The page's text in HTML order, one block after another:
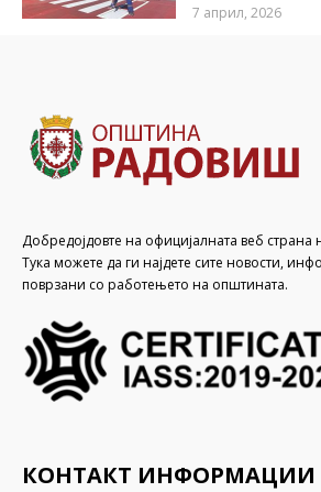
7 април, 2026
Добредојдовте на официјалната веб
Тука можете да ги најдете сите новости,
поврзани со работењето на општината.
КОНТАКТ ИНФОРМАЦИИ